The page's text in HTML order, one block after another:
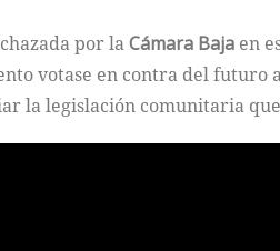
por laCámara Baja en
votase en contra del
la legislación comunitaria